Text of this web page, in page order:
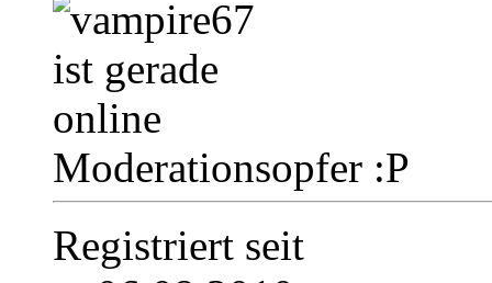
Moderationsopfer :P
Registriert seit